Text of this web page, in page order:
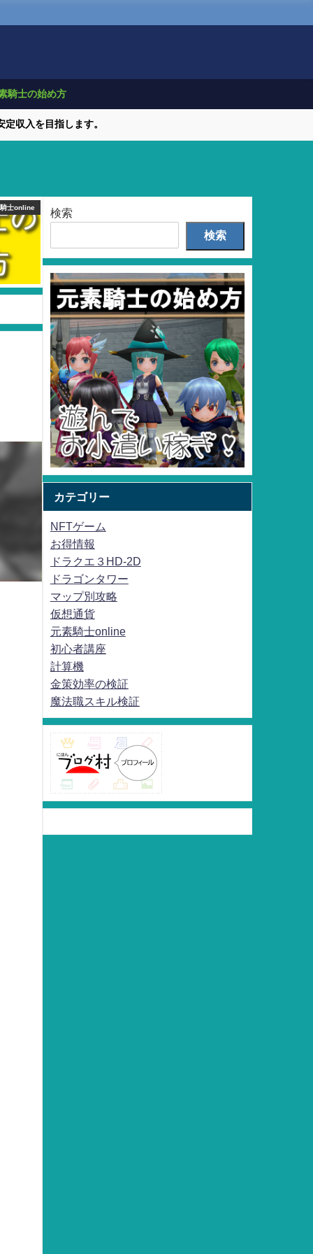
騎士の始め方
収入を目指します。
士online 検索
検索
カテゴリー
NFTゲーム
お得情報
ドラクエ３HD-2D
ドラゴンタワー
マップ別攻略
仮想通貨
元素騎士online
初心者講座
計算機
金策効率の検証
魔法職スキル検証